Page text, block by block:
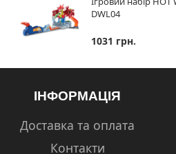
DWL04
1031 грн.
ІНФОРМАЦІЯ
Доставка та оплата
Контакти